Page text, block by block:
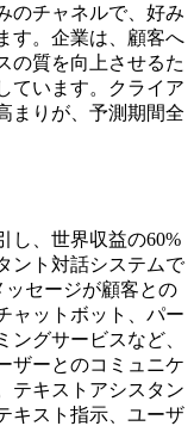
のチャネルで、好み
す。企業は、顧客へ
の質を向上させるた
ています。クライア
まりが、予測期間全
し、世界収益の60%
ント対話システムで
セージが顧客との
ャットボット、パー
ングサービスなど、
ザーとのコミュニケ
テキストアシスタン
キスト指示、ユーザ